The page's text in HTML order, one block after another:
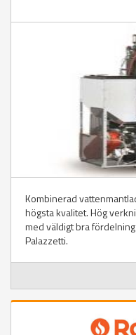
Kombinerad
högsta kvalitet. Hög
med väldigt bra
Palazzetti.